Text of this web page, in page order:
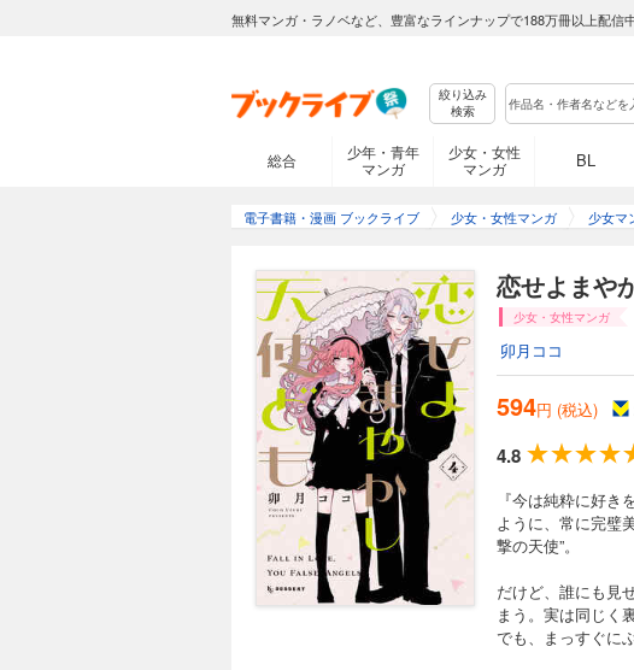
無料マンガ・ラノベなど、豊富なラインナップで188万冊以上配信
絞り込み
検索
総合
少年・青年
マンガ
少女・女性
マンガ
BL
電子書籍・漫画 ブックライブ 少女・女性マンガ 少女マ
恋せよまや
少女・女性マンガ
卯月ココ
594円 (税込)
4.8
『今は純粋に好
ように、常に完璧
撃の天使”。
だけど、誰にも見
まう。実は同じく
でも、まっすぐに